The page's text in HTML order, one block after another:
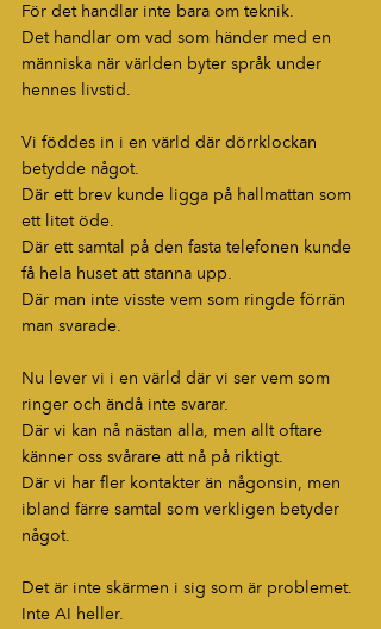
För det handlar inte bara om teknik.
Det handlar om vad som händer med en
människa när världen byter språk under
hennes livstid.
Vi föddes in i en värld där dörrklockan
betydde något.
Där ett brev kunde ligga på hallmattan som
ett litet öde.
Där ett samtal på den fasta telefonen kunde
få hela huset att stanna upp.
Där man inte visste vem som ringde förrän
man svarade.
Nu lever vi i en värld där vi ser vem som
ringer och ändå inte svarar.
Där vi kan nå nästan alla, men allt oftare
känner oss svårare att nå på riktigt.
Där vi har fler kontakter än någonsin, men
ibland färre samtal som verkligen betyder
något.
Det är inte skärmen i sig som är problemet.
Inte AI heller.